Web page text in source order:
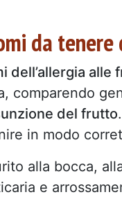
da tenere
dell’allergia alle
comparendo
del frutto
in modo
alla bocca,
e